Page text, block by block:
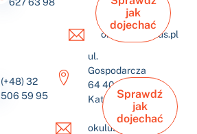
Jaworzno
okulus@okulus.pl
jak
dojechać
(+48) 32
506 59 95
ul.
Gospodarcza
64 40-432
Katowice
okulus@okulus.pl
Sprawdź
jak
dojechać